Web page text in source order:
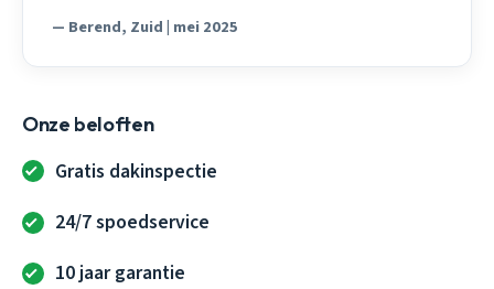
— Berend, Zuid | mei 2025
Onze beloften
Gratis dakinspectie
24/7 spoedservice
10 jaar garantie